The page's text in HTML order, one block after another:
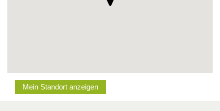
Mein Standort anzeigen